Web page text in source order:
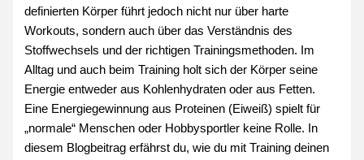
definierten Körper führt jedoch nicht nur über harte
Workouts, sondern auch über das Verständnis des
Stoffwechsels und der richtigen Trainingsmethoden. Im
Alltag und auch beim Training holt sich der Körper seine
Energie entweder aus Kohlenhydraten oder aus Fetten.
Eine Energiegewinnung aus Proteinen (Eiweiß) spielt für
„normale“ Menschen oder Hobbysportler keine Rolle. In
diesem Blogbeitrag erfährst du, wie du mit Training deinen